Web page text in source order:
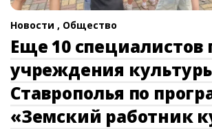
Новости , Общество
Еще 10 специалистов
учреждения
Ставрополья по
«Земский работник